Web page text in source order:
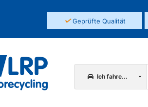
✓Geprüfte Qualität
Ich fahre...